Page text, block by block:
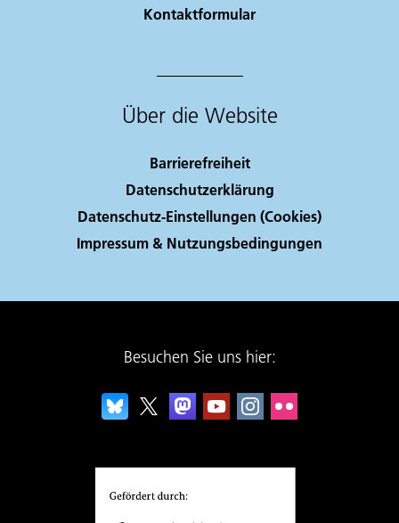
Kontaktformular
Über die Website
Barrierefreiheit
Datenschutzerklärung
Datenschutz-Einstellungen (Cookies)
Impressum & Nutzungsbedingungen
Besuchen Sie uns hier: